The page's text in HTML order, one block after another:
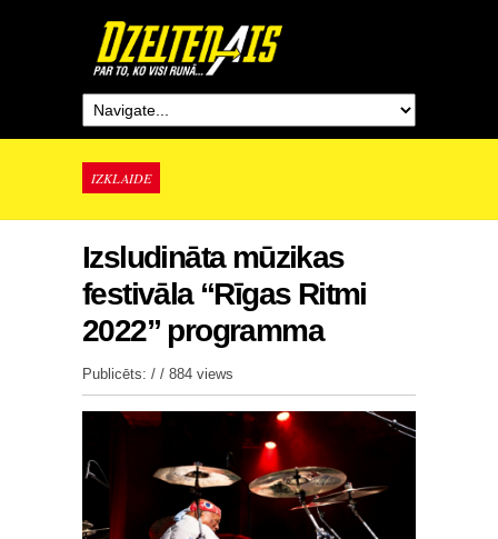
IZKLAIDE
Izsludināta mūzikas
festivāla “Rīgas Ritmi
2022” programma
Publicēts: / / 884 views